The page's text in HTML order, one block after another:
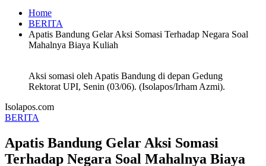
Home
BERITA
Apatis Bandung Gelar Aksi Somasi Terhadap Negara Soal
Mahalnya Biaya Kuliah
Aksi somasi oleh Apatis Bandung di depan Gedung
Rektorat UPI, Senin (03/06). (Isolapos/Irham Azmi).
Isolapos.com
BERITA
Apatis Bandung Gelar Aksi Somasi
Terhadap Negara Soal Mahalnya Biaya